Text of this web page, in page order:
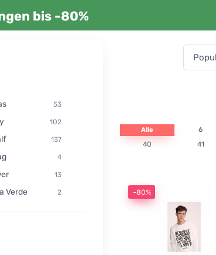
bis -80%
53
102
137
4
13
Verde 2
Alle 6
40
41
-80%